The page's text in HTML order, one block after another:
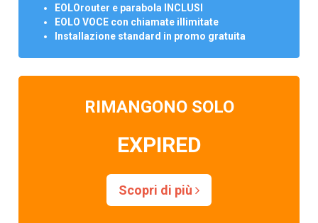
EOLOrouter e parabola INCLUSI
EOLO VOCE con chiamate illimitate
Installazione standard in promo gratuita
RIMANGONO SOLO
EXPIRED
Scopri di più